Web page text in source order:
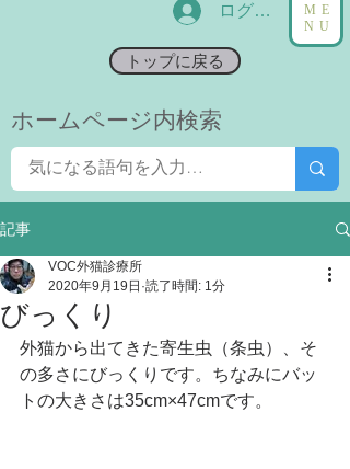
ログイン
トップに戻る
ME
NU
​ホームページ内検索
記事
びっくり
VOC外猫診療所
2020年9月19日 読了時間: 1分
外猫から出てきた寄生虫（条虫）、そ
の多さにびっくりです。ちなみにバッ
トの大きさは35cm×47cmです。